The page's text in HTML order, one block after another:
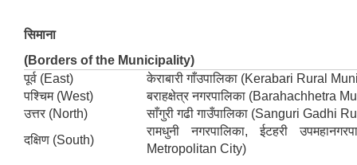
सिमाना
(Borders of the Municipality)
पूर्व (East)
केराबारी गाँउपालिका (Kerabari Rural
पश्चिम (West)
बराहक्षेत्र नगरपालिका (Barahachhetra
उत्तर (North)
साँगुरी गढी गाउँपालिका (Sanguri Gadhi
दक्षिण (South)
रामधुनी नगरपालिका, ईटहरी
Metropolitan City)